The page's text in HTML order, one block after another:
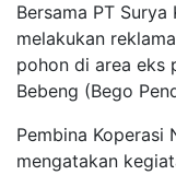
Bersama PT
melakukan
pohon di area eks
Bebeng (Bego
Pembina Koperasi
mengatakan